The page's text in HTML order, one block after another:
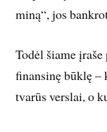
miną“, jos
Todėl šiame
finansinę būklę –
tvarūs verslai, o